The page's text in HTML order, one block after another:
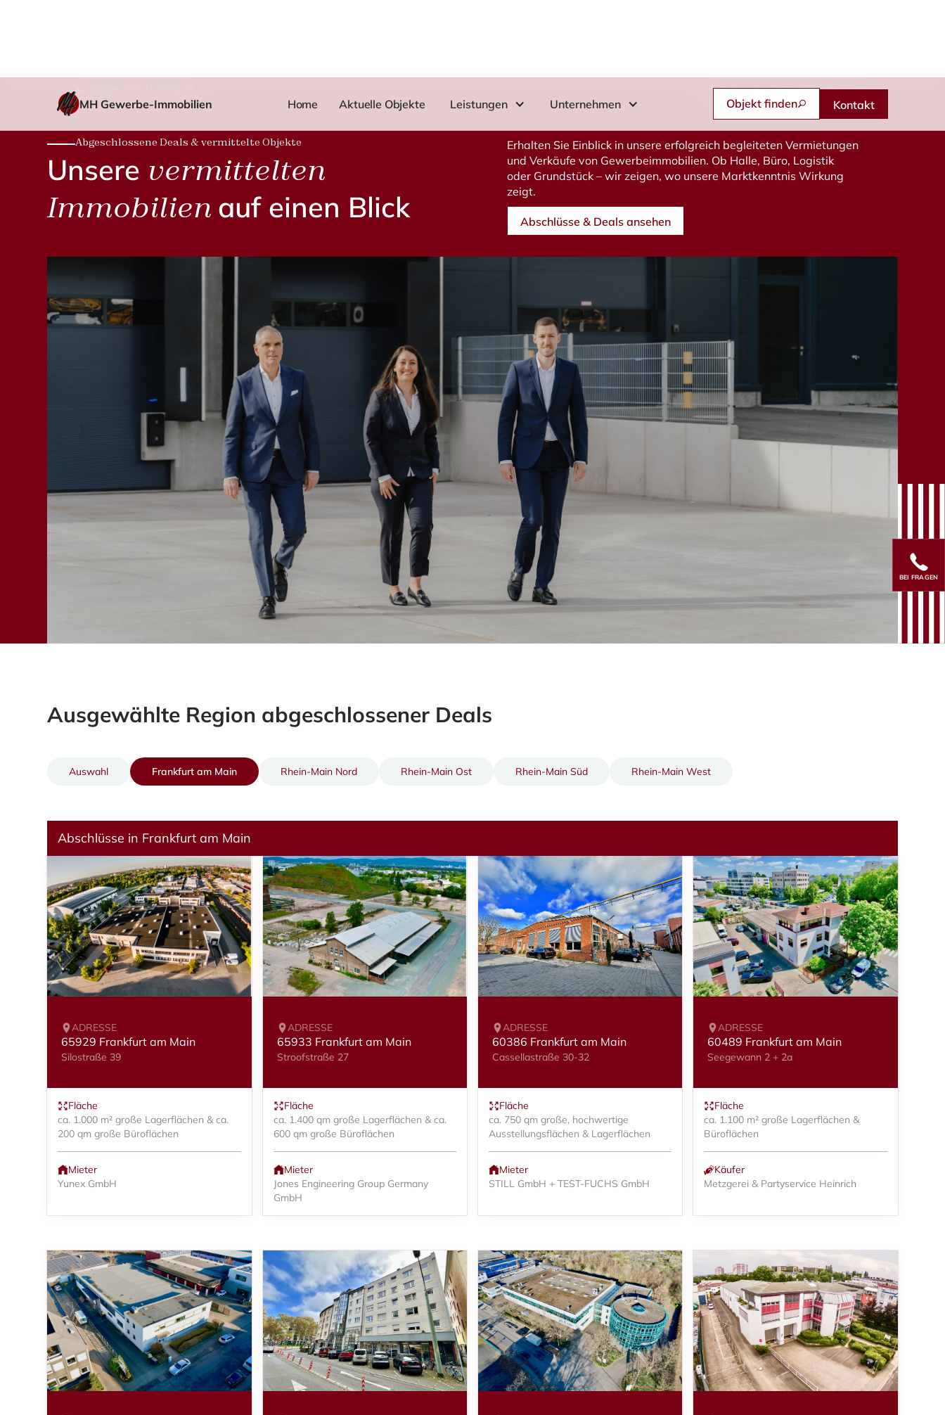
BEI FRAGEN
Feldbergstraße 57 | 61440 Oberursel/Ts.
MH Gewerbe-Immobilien Home Aktuelle Objekte Leistungen Unternehmen Objekt finden Kontakt
Abgeschlossene Deals & vermittelte Objekte
Unsere vermittelten
Immobilien auf einen Blick
Erhalten Sie Einblick in unsere erfolgreich begleiteten Vermietungen
und Verkäufe von Gewerbeimmobilien. Ob Halle, Büro, Logistik
oder Grundstück – wir zeigen, wo unsere Marktkenntnis Wirkung
zeigt.
Abschlüsse & Deals ansehen
Ausgewählte Region abgeschlossener Deals
Auswahl Frankfurt am Main Rhein-Main Nord Rhein-Main Ost Rhein-Main Süd Rhein-Main West
Abschlüsse in Frankfurt am Main
ADRESSE
65929 Frankfurt am Main
Silostraße 39
Fläche
ca. 1.000 m² große Lagerflächen & ca.
200 qm große Büroflächen
Mieter
Yunex GmbH
ADRESSE
65933 Frankfurt am Main
Stroofstraße 27
Fläche
ca. 1.400 qm große Lagerflächen & ca.
600 qm große Büroflächen
Mieter
Jones Engineering Group Germany
GmbH
ADRESSE
60386 Frankfurt am Main
Cassellastraße 30-32
Fläche
ca. 750 qm große, hochwertige
Ausstellungsflächen & Lagerflächen
Mieter
STILL GmbH + TEST-FUCHS GmbH
ADRESSE
60489 Frankfurt am Main
Seegewann 2 + 2a
Fläche
ca. 1.100 m² große Lagerflächen &
Büroflächen
Käufer
Metzgerei & Partyservice Heinrich